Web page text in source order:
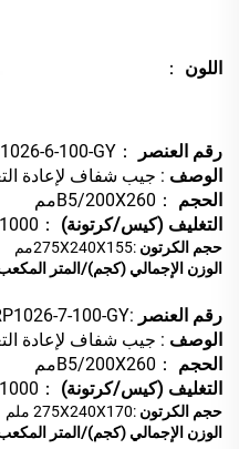
اللون ：
رقم العنصر
：RP1026-6-100-GY
الوصف : جيب شفاف لإعادة التعبئة
الحجم
：B5/200X260مم
التغليف (كيس/كرتونة)
：100/1000
حجم الكرتون :275X240X155مم
الوزن الإجمالي (كجم)/المتر المكعب
رقم العنصر :RP1026-7-100-GY
الوصف : جيب شفاف لإعادة التعبئة
الحجم
：B5/200X260مم
التغليف (كيس/كرتونة)
：100/1000
حجم الكرتون :275X240X170
ملم
الوزن الإجمالي (كجم)/المتر المكعب